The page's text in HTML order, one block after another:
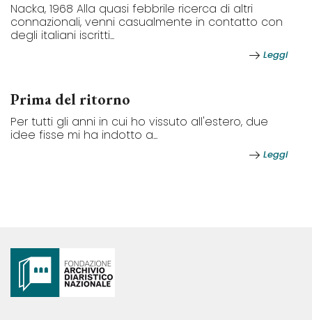
Nacka, 1968 Alla quasi febbrile ricerca di altri
connazionali, venni casualmente in contatto con
degli italiani iscritti...
Leggi
Prima del ritorno
Per tutti gli anni in cui ho vissuto all'estero, due
idee fisse mi ha indotto a...
Leggi